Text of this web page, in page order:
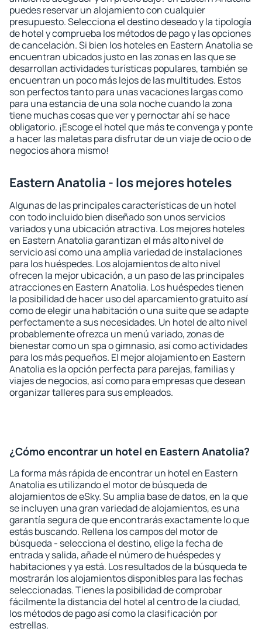
puedes reservar un alojamiento con cualquier
presupuesto. Selecciona el destino deseado y la tipología
de hotel y comprueba los métodos de pago y las opciones
de cancelación. Si bien los hoteles en Eastern Anatolia se
encuentran ubicados justo en las zonas en las que se
desarrollan actividades turísticas populares, también se
encuentran un poco más lejos de las multitudes. Estos
son perfectos tanto para unas vacaciones largas como
para una estancia de una sola noche cuando la zona
tiene muchas cosas que ver y pernoctar ahí se hace
obligatorio. ¡Escoge el hotel que más te convenga y ponte
a hacer las maletas para disfrutar de un viaje de ocio o de
negocios ahora mismo!
Eastern Anatolia - los mejores hoteles
Algunas de las principales características de un hotel
con todo incluido bien diseñado son unos servicios
variados y una ubicación atractiva. Los mejores hoteles
en Eastern Anatolia garantizan el más alto nivel de
servicio así como una amplia variedad de instalaciones
para los huéspedes. Los alojamientos de alto nivel
ofrecen la mejor ubicación, a un paso de las principales
atracciones en Eastern Anatolia. Los huéspedes tienen
la posibilidad de hacer uso del aparcamiento gratuito así
como de elegir una habitación o una suite que se adapte
perfectamente a sus necesidades. Un hotel de alto nivel
probablemente ofrezca un menú variado, zonas de
bienestar como un spa o gimnasio, así como actividades
para los más pequeños. El mejor alojamiento en Eastern
Anatolia es la opción perfecta para parejas, familias y
viajes de negocios, así como para empresas que desean
organizar talleres para sus empleados.
¿Cómo encontrar un hotel en Eastern Anatolia?
La forma más rápida de encontrar un hotel en Eastern
Anatolia es utilizando el motor de búsqueda de
alojamientos de eSky. Su amplia base de datos, en la que
se incluyen una gran variedad de alojamientos, es una
garantía segura de que encontrarás exactamente lo que
estás buscando. Rellena los campos del motor de
búsqueda - selecciona el destino, elige la fecha de
entrada y salida, añade el número de huéspedes y
habitaciones y ya está. Los resultados de la búsqueda te
mostrarán los alojamientos disponibles para las fechas
seleccionadas. Tienes la posibilidad de comprobar
fácilmente la distancia del hotel al centro de la ciudad,
los métodos de pago así como la clasificación por
estrellas.